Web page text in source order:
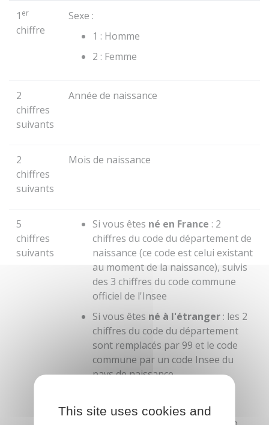
1 er
chiffre
Sexe :
1 : Homme
2 : Femme
2
chiffres
suivants
Année de naissance
2
chiffres
suivants
Mois de naissance
5
chiffres
suivants
Si vous êtes né en France : 2
chiffres du code du département de
naissance (ce code est celui existant
au moment de la naissance), suivis
des 3 chiffres du code commune
officiel de l'Insee
Si vous êtes né à l'étranger : les 2
chiffres du code du département
sont remplacés par 99 et le code
commune par un code Insee du
pays de naissance.
Maroc ou en Tunisie avant
This site uses cookies and